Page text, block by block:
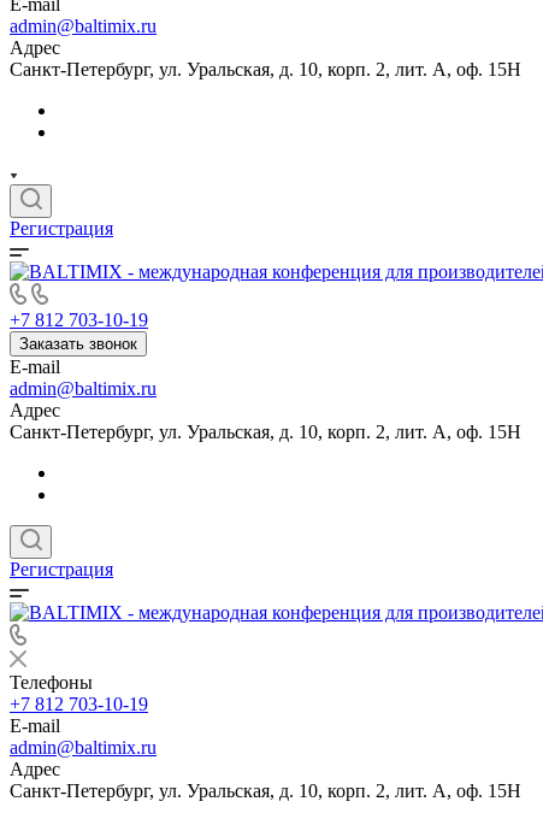
E-mail
admin@baltimix.ru
Адрес
Санкт-Петербург, ул. Уральская, д. 10, корп. 2, лит. А, оф. 15Н
Регистрация
+7 812 703-10-19
Заказать звонок
E-mail
admin@baltimix.ru
Адрес
Санкт-Петербург, ул. Уральская, д. 10, корп. 2, лит. А, оф. 15Н
Регистрация
Телефоны
+7 812 703-10-19
E-mail
admin@baltimix.ru
Адрес
Санкт-Петербург, ул. Уральская, д. 10, корп. 2, лит. А, оф. 15Н